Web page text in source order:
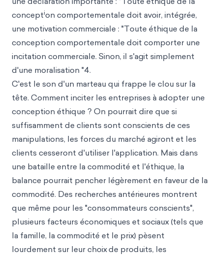
conception comportementale doit avoir, intégrée,
une motivation commerciale : "Toute éthique de la
conception comportementale doit comporter une
incitation commerciale. Sinon, il s'agit simplement
d'une moralisation "4.
C'est le son d'un marteau qui frappe le clou sur la
tête. Comment inciter les entreprises à adopter une
conception éthique ? On pourrait dire que si
suffisamment de clients sont conscients de ces
manipulations, les forces du marché agiront et les
clients cesseront d'utiliser l'application. Mais dans
une bataille entre la commodité et l'éthique, la
balance pourrait pencher légèrement en faveur de la
commodité. Des recherches antérieures montrent
que même pour les "consommateurs conscients",
plusieurs facteurs économiques et sociaux (tels que
la famille, la commodité et le prix) pèsent
lourdement sur leur choixde produits, les